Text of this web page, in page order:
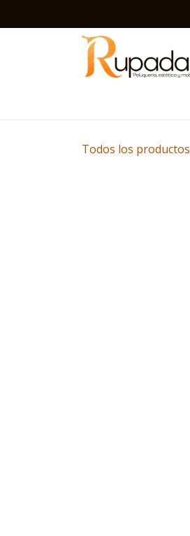
Todos los productos